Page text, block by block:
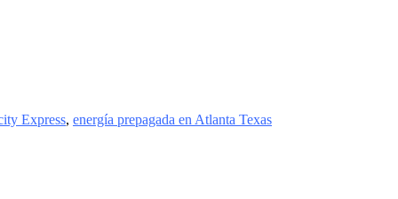
Express, energía prepagada en Atlanta Texas